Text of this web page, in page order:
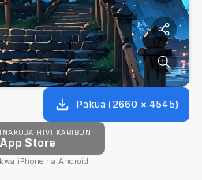
Pakua (2660 × 4545)
INAKUJA HIVI KARIBUNI
App Store
iPhone na Android